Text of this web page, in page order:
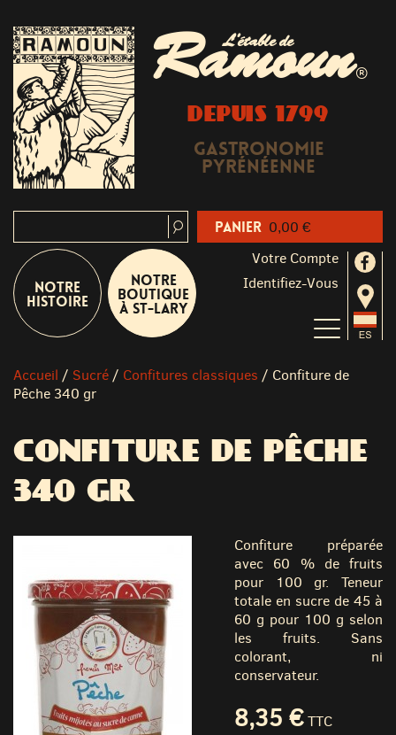
L'étable de
Ramoun®
DEPUIS 1799
Gastronomie
Pyrénéenne
Votre Compte
Identifiez-Vous
Notre
Histoire
Notre
boutique
à St-Lary
Accueil / Sucré / Confitures classiques / Confiture de
Pêche 340 gr
CONFITURE DE PÊCHE
340 GR
Confiture préparée
avec 60 % de fruits
pour 100 gr. Teneur
totale en sucre de 45 à
60 g pour 100 g selon
les fruits. Sans
colorant, ni
conservateur.
8,35 €TTC
Panier 0,00 €